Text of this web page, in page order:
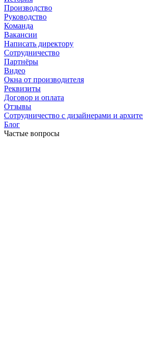
Производство
Руководство
Команда
Вакансии
Написать директору
Сотрудничество
Партнёры
Видео
Окна от производителя
Реквизиты
Договор и оплата
Отзывы
Сотрудничество с дизайнерами и
Блог
Частые вопросы